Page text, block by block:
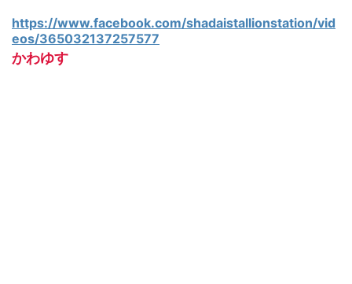
https://www.facebook.com/shadaistallionstation/vid
eos/365032137257577
かわゆす